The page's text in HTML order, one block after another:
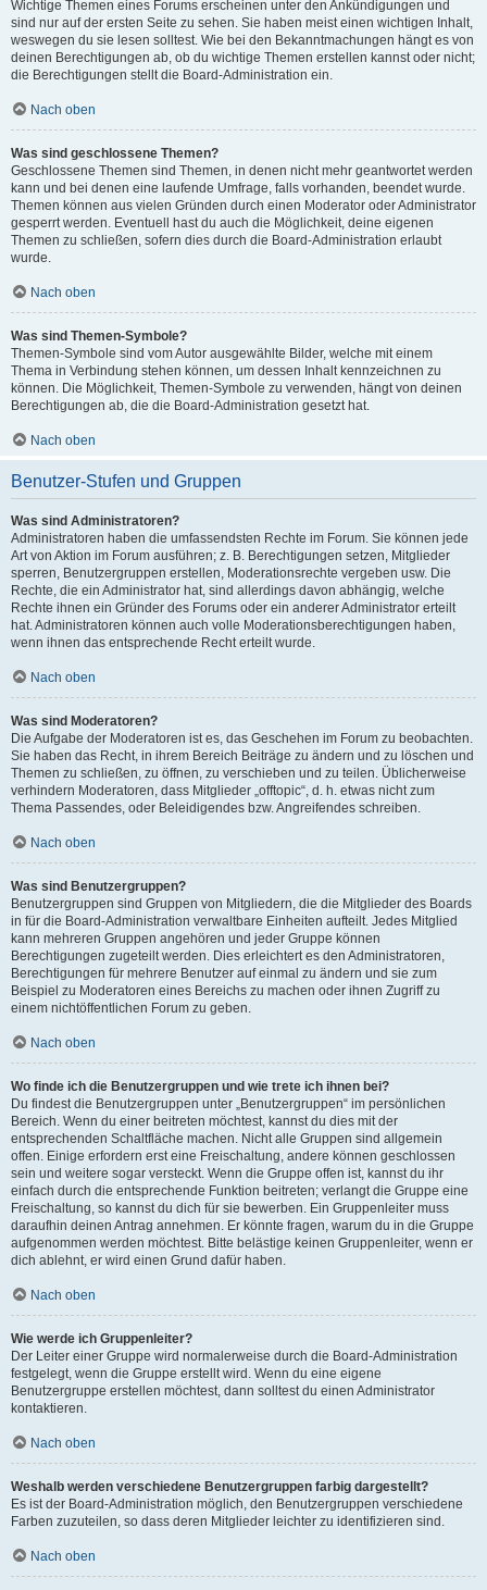
Wichtige Themen eines Forums erscheinen unter den Ankündigungen und
sind nur auf der ersten Seite zu sehen. Sie haben meist einen wichtigen Inhalt,
weswegen du sie lesen solltest. Wie bei den Bekanntmachungen hängt es von
deinen Berechtigungen ab, ob du wichtige Themen erstellen kannst oder nicht;
die Berechtigungen stellt die Board-Administration ein.
Nach oben
Was sind geschlossene Themen?
Geschlossene Themen sind Themen, in denen nicht mehr geantwortet werden
kann und bei denen eine laufende Umfrage, falls vorhanden, beendet wurde.
Themen können aus vielen Gründen durch einen Moderator oder Administrator
gesperrt werden. Eventuell hast du auch die Möglichkeit, deine eigenen
Themen zu schließen, sofern dies durch die Board-Administration erlaubt
wurde.
Nach oben
Was sind Themen-Symbole?
Themen-Symbole sind vom Autor ausgewählte Bilder, welche mit einem
Thema in Verbindung stehen können, um dessen Inhalt kennzeichnen zu
können. Die Möglichkeit, Themen-Symbole zu verwenden, hängt von deinen
Berechtigungen ab, die die Board-Administration gesetzt hat.
Nach oben
Benutzer-Stufen und Gruppen
Was sind Administratoren?
Administratoren haben die umfassendsten Rechte im Forum. Sie können jede
Art von Aktion im Forum ausführen; z. B. Berechtigungen setzen, Mitglieder
sperren, Benutzergruppen erstellen, Moderationsrechte vergeben usw. Die
Rechte, die ein Administrator hat, sind allerdings davon abhängig, welche
Rechte ihnen ein Gründer des Forums oder ein anderer Administrator erteilt
hat. Administratoren können auch volle Moderationsberechtigungen haben,
wenn ihnen das entsprechende Recht erteilt wurde.
Nach oben
Was sind Moderatoren?
Die Aufgabe der Moderatoren ist es, das Geschehen im Forum zu beobachten.
Sie haben das Recht, in ihrem Bereich Beiträge zu ändern und zu löschen und
Themen zu schließen, zu öffnen, zu verschieben und zu teilen. Üblicherweise
verhindern Moderatoren, dass Mitglieder „offtopic“, d. h. etwas nicht zum
Thema Passendes, oder Beleidigendes bzw. Angreifendes schreiben.
Nach oben
Was sind Benutzergruppen?
Benutzergruppen sind Gruppen von Mitgliedern, die die Mitglieder des Boards
in für die Board-Administration verwaltbare Einheiten aufteilt. Jedes Mitglied
kann mehreren Gruppen angehören und jeder Gruppe können
Berechtigungen zugeteilt werden. Dies erleichtert es den Administratoren,
Berechtigungen für mehrere Benutzer auf einmal zu ändern und sie zum
Beispiel zu Moderatoren eines Bereichs zu machen oder ihnen Zugriff zu
einem nichtöffentlichen Forum zu geben.
Nach oben
Wo finde ich die Benutzergruppen und wie trete ich ihnen bei?
Du findest die Benutzergruppen unter „Benutzergruppen“ im persönlichen
Bereich. Wenn du einer beitreten möchtest, kannst du dies mit der
entsprechenden Schaltfläche machen. Nicht alle Gruppen sind allgemein
offen. Einige erfordern erst eine Freischaltung, andere können geschlossen
sein und weitere sogar versteckt. Wenn die Gruppe offen ist, kannst du ihr
einfach durch die entsprechende Funktion beitreten; verlangt die Gruppe eine
Freischaltung, so kannst du dich für sie bewerben. Ein Gruppenleiter muss
daraufhin deinen Antrag annehmen. Er könnte fragen, warum du in die Gruppe
aufgenommen werden möchtest. Bitte belästige keinen Gruppenleiter, wenn er
dich ablehnt, er wird einen Grund dafür haben.
Nach oben
Wie werde ich Gruppenleiter?
Der Leiter einer Gruppe wird normalerweise durch die Board-Administration
festgelegt, wenn die Gruppe erstellt wird. Wenn du eine eigene
Benutzergruppe erstellen möchtest, dann solltest du einen Administrator
kontaktieren.
Nach oben
Weshalb werden verschiedene Benutzergruppen farbig dargestellt?
Es ist der Board-Administration möglich, den Benutzergruppen verschiedene
Farben zuzuteilen, so dass deren Mitglieder leichter zu identifizieren sind.
Nach oben